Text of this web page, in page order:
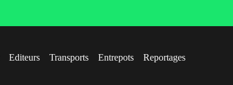
Editeurs Transports Entrepots Reportages